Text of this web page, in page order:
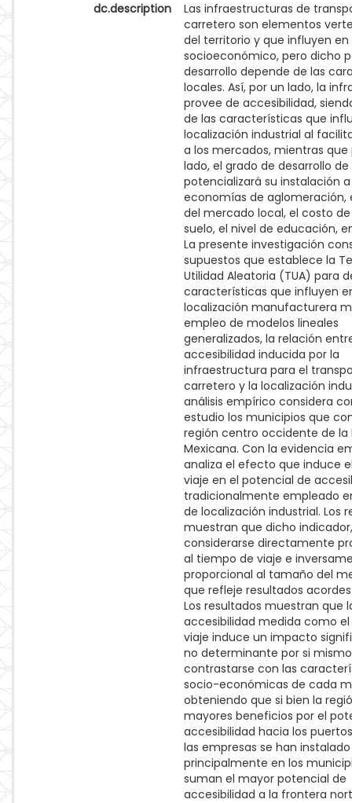
dc.description
Las infraestructuras de
carretero son elementos
del territorio y que influyen en
socioeconómico, pero dicho
desarrollo depende de las
locales. Así, por un lado, la
provee de accesibilidad,
de las características que
localización industrial al
a los mercados, mientras que
lado, el grado de desarrollo
potencializará su instalación
economías de aglomeración,
del mercado local, el costo
suelo, el nivel de educación,
La presente investigación
supuestos que establece la
Utilidad Aleatoria (TUA) para
características que influyen
localización manufacturera
empleo de modelos lineales
generalizados, la relación
accesibilidad inducida por la
infraestructura para el
carretero y la localización
análisis empírico considera
estudio los municipios que
región centro occidente de la
Mexicana. Con la evidencia
analiza el efecto que induce
viaje en el potencial de
tradicionalmente empleado
de localización industrial. Los
muestran que dicho
considerarse directamente
al tiempo de viaje e
proporcional al tamaño del
que refleje resultados acordes
Los resultados muestran que
accesibilidad medida como
viaje induce un impacto
no determinante por si
contrastarse con las
socio-económicas de cada
obteniendo que si bien la
mayores beneficios por el
accesibilidad hacia los
las empresas se han instalado
principalmente en los
suman el mayor potencial de
accesibilidad a la frontera